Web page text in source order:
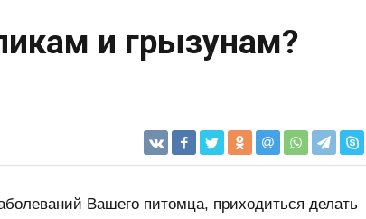
и грызунам?
Вашего питомца, приходиться делать